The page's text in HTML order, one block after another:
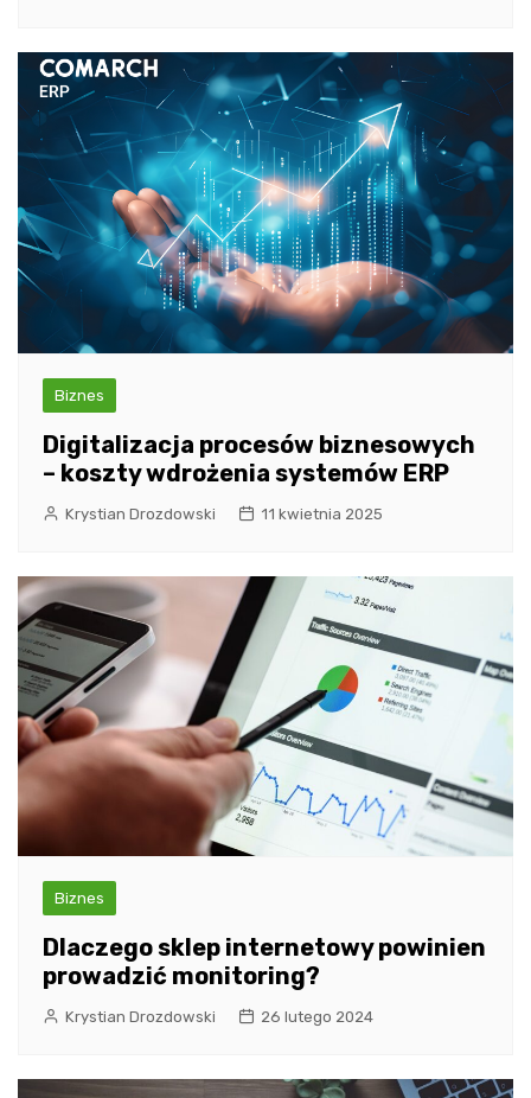
Biznes
Digitalizacja procesów biznesowych
– koszty wdrożenia systemów ERP
Krystian Drozdowski 11 kwietnia 2025
Biznes
Dlaczego sklep internetowy powinien
prowadzić monitoring?
Krystian Drozdowski 26 lutego 2024